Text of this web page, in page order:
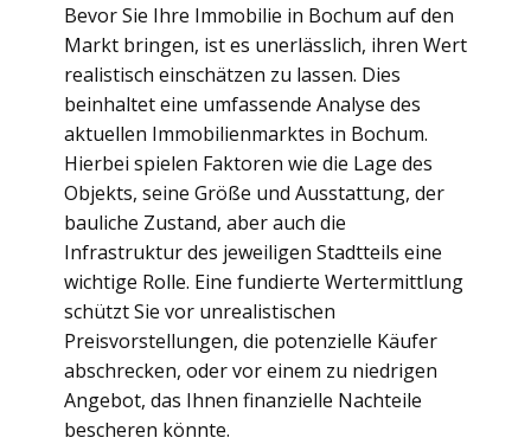
Bevor Sie Ihre Immobilie in Bochum auf den
Markt bringen, ist es unerlässlich, ihren Wert
realistisch einschätzen zu lassen. Dies
beinhaltet eine umfassende Analyse des
aktuellen Immobilienmarktes in Bochum.
Hierbei spielen Faktoren wie die Lage des
Objekts, seine Größe und Ausstattung, der
bauliche Zustand, aber auch die
Infrastruktur des jeweiligen Stadtteils eine
wichtige Rolle. Eine fundierte Wertermittlung
schützt Sie vor unrealistischen
Preisvorstellungen, die potenzielle Käufer
abschrecken, oder vor einem zu niedrigen
Angebot, das Ihnen finanzielle Nachteile
bescheren könnte.